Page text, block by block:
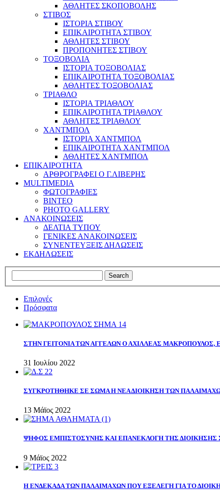
ΑΘΛΗΤΕΣ ΣΚΟΠΟΒΟΛΗΣ
ΣΤΙΒΟΣ
ΙΣΤΟΡΙΑ ΣΤΙΒΟΥ
ΕΠΙΚΑΙΡΟΤΗΤΑ ΣΤΙΒΟΥ
ΑΘΛΗΤΕΣ ΣΤΙΒΟΥ
ΠΡΟΠΟΝΗΤΕΣ ΣΤΙΒΟΥ
ΤΟΞΟΒΟΛΙΑ
ΙΣΤΟΡΙΑ ΤΟΞΟΒΟΛΙΑΣ
ΕΠΙΚΑΙΡΟΤΗΤΑ ΤΟΞΟΒΟΛΙΑΣ
ΑΘΛΗΤΕΣ ΤΟΞΟΒΟΛΙΑΣ
ΤΡΙΑΘΛΟ
ΙΣΤΟΡΙΑ ΤΡΙΑΘΛΟΥ
ΕΠΙΚΑΙΡΟΤΗΤΑ ΤΡΙΑΘΛΟΥ
ΑΘΛΗΤΕΣ ΤΡΙΑΘΛΟΥ
ΧΑΝΤΜΠΟΛ
ΙΣΤΟΡΙΑ ΧΑΝΤΜΠΟΛ
ΕΠΙΚΑΙΡΟΤΗΤΑ ΧΑΝΤΜΠΟΛ
ΑΘΛΗΤΕΣ ΧΑΝΤΜΠΟΛ
ΕΠΙΚΑΙΡΟΤΗΤΑ
ΑΡΘΡΟΓΡΑΦΕΙ Ο Γ.ΛΙΒΕΡΗΣ
MULTIMEDIA
ΦΩΤΟΓΡΑΦΙΕΣ
ΒΙΝΤΕΟ
PHOTO GALLERY
ΑΝΑΚΟΙΝΩΣΕΙΣ
ΔΕΛΤΙΑ ΤΥΠΟΥ
ΓΕΝΙΚΕΣ ΑΝΑΚΟΙΝΩΣΕΙΣ
ΣΥΝΕΝΤΕΥΞΕΙΣ ΔΗΛΩΣΕΙΣ
ΕΚΔΗΛΩΣΕΙΣ
Επιλογές
Πρόσφατα
ΣΤΗΝ ΓΕΙΤΟΝΙΑ ΤΩΝ ΑΓΓΕΛΩΝ Ο ΑΧΙΛΛΕΑΣ
31 Ιουλίου 2022
ΣΥΓΚΡΟΤΗΘΗΚΕ ΣΕ ΣΩΜΑ Η ΝΕΑ ΔΙΟΙΚΗΣΗ ΤΩΝ
13 Μάϊος 2022
ΨΗΦΟΣ ΕΜΠΙΣΤΟΣΥΝΗΣ ΚΑΙ ΕΠΑΝΕΚΛΟΓΗ ΤΗΣ
9 Μάϊος 2022
Η ΕΝΔΕΚΑΔΑ ΤΩΝ ΠΑΛΑΙΜΑΧΩΝ ΠΟΥ ΕΞΕΛΕΓΗ ΓΙΑ ΤΟ